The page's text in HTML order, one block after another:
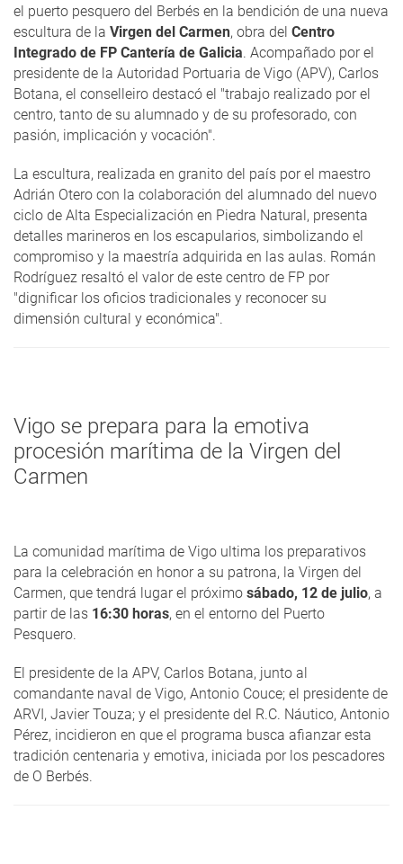
el puerto pesquero del Berbés en la bendición de una nueva
escultura de la Virgen del Carmen, obra del Centro
Integrado de FP Cantería de Galicia. Acompañado por el
presidente de la Autoridad Portuaria de Vigo (APV), Carlos
Botana, el conselleiro destacó el "trabajo realizado por el
centro, tanto de su alumnado y de su profesorado, con
pasión, implicación y vocación".
La escultura, realizada en granito del país por el maestro
Adrián Otero con la colaboración del alumnado del nuevo
ciclo de Alta Especialización en Piedra Natural, presenta
detalles marineros en los escapularios, simbolizando el
compromiso y la maestría adquirida en las aulas. Román
Rodríguez resaltó el valor de este centro de FP por
"dignificar los oficios tradicionales y reconocer su
dimensión cultural y económica".
Vigo se prepara para la emotiva
procesión marítima de la Virgen del
Carmen
La comunidad marítima de Vigo ultima los preparativos
para la celebración en honor a su patrona, la Virgen del
Carmen, que tendrá lugar el próximo sábado, 12 de julio, a
partir de las 16:30 horas, en el entorno del Puerto
Pesquero.
El presidente de la APV, Carlos Botana, junto al
comandante naval de Vigo, Antonio Couce; el presidente de
ARVI, Javier Touza; y el presidente del R.C. Náutico, Antonio
Pérez, incidieron en que el programa busca afianzar esta
tradición centenaria y emotiva, iniciada por los pescadores
de O Berbés.